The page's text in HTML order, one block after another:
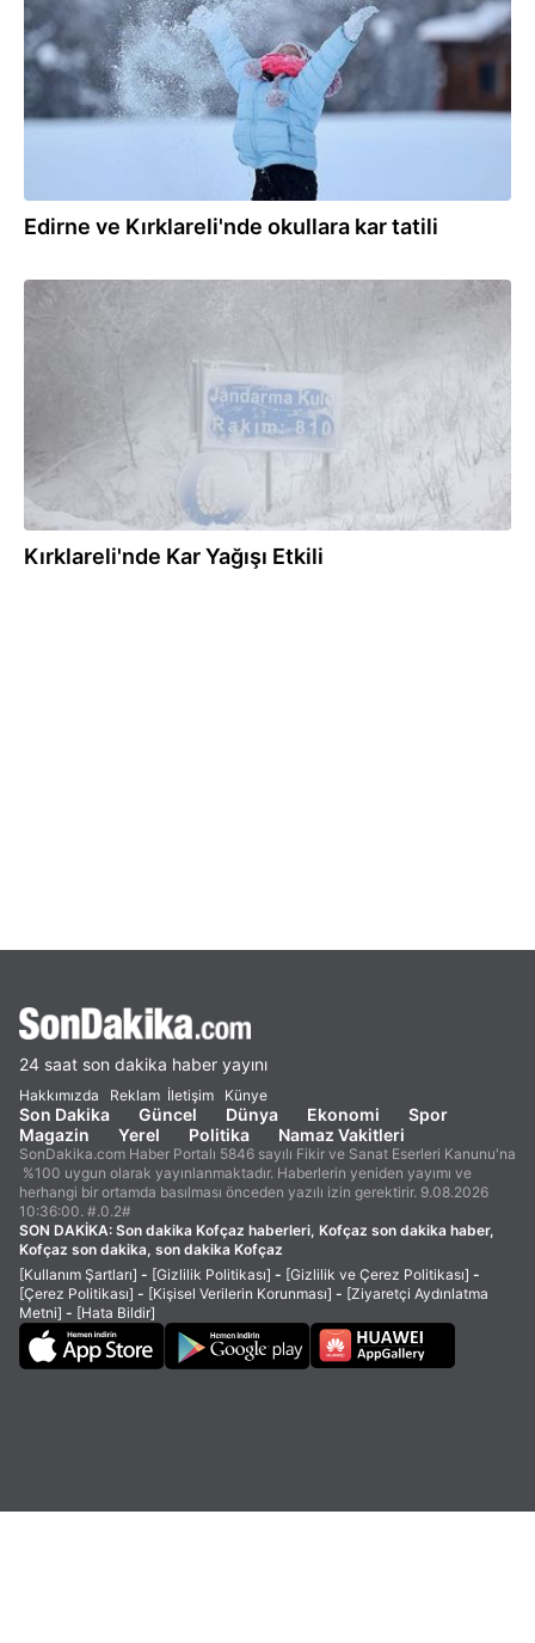
Edirne ve Kırklareli'nde okullara kar tatili
28.12.2024
Kırklareli'nde Kar Yağışı Etkili
24 saat son dakika haber yayını
Hakkımızda Reklam İletişim Künye
Son Dakika Güncel Dünya Ekonomi
Spor
Magazin
Yerel Politika Namaz Vakitleri
SonDakika.com Haber Portalı 5846 sayılı Fikir ve Sanat Eserleri Kanunu'na
%100 uygun olarak yayınlanmaktadır. Haberlerin yeniden yayımı ve
herhangi bir ortamda basılması önceden yazılı izin gerektirir. 9.08.2026
10:36:00. #.0.2#
SON DAKİKA: Son dakika Kofçaz haberleri, Kofçaz son dakika haber,
Kofçaz son dakika, son dakika Kofçaz
[Kullanım Şartları] - [Gizlilik Politikası] - [Gizlilik ve Çerez Politikası] -
[Çerez Politikası] - [Kişisel Verilerin Korunması] - [Ziyaretçi Aydınlatma
Metni] - [Hata Bildir]